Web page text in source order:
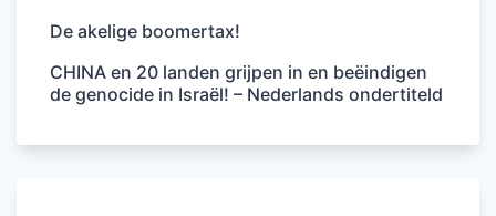
De akelige boomertax!
CHINA en 20 landen grijpen in en beëindigen
de genocide in Israël! – Nederlands ondertiteld